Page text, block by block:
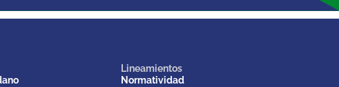
Lineamientos
Normatividad